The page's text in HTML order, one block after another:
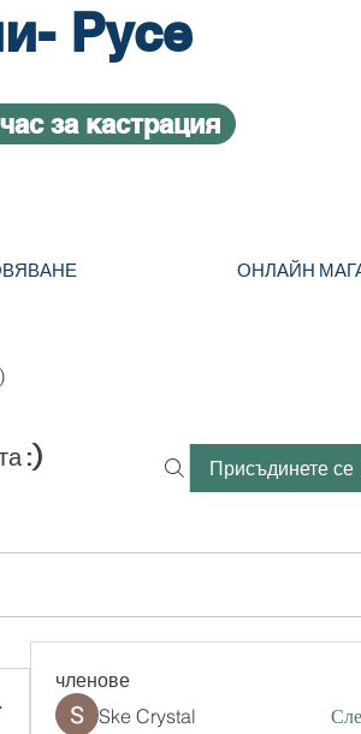
Русе
за кастрация
ОНЛАЙН
:) Присъдинете се
членове
Ske Crystal